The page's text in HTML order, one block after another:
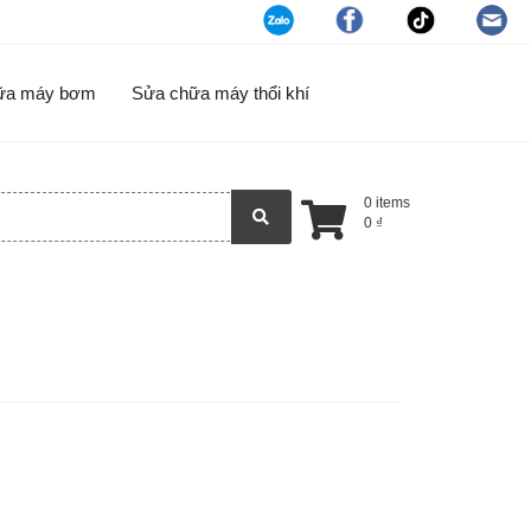
máy bơm Sửa chữa máy thổi khí
0 items
0 ₫